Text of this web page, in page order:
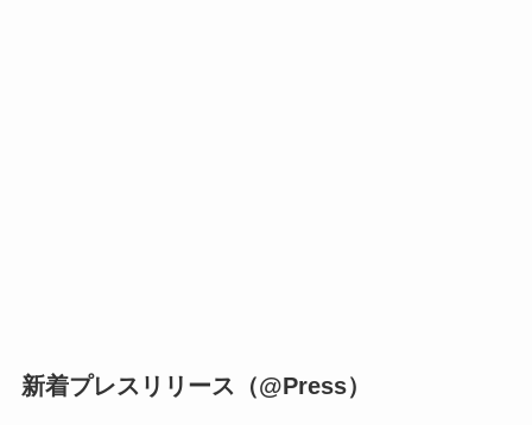
新着プレスリリース（@Press）